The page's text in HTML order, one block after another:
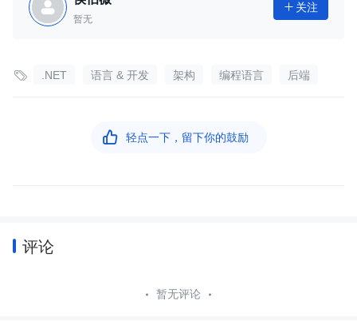
暂无
 关注
 .NET 语言 & 开发 架构 编程语言 后端
 轻点一下，留下你的鼓励
评论
暂无评论